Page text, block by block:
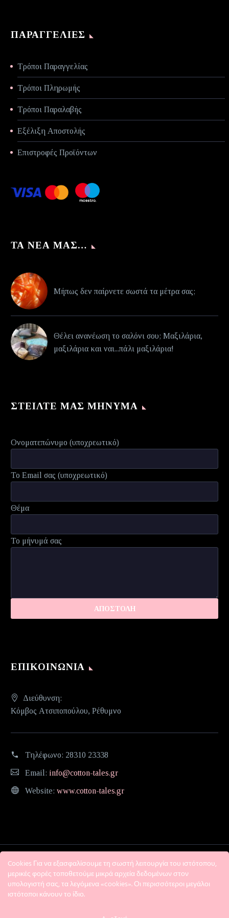
ΠΑΡΑΓΓΕΛΊΕΣ
Τρόποι Παραγγελίας
Τρόποι Πληρωμής
Τρόποι Παραλαβής
Εξέλιξη Αποστολής
Επιστροφές Προϊόντων
ΤΑ ΝΈΑ ΜΑΣ…
Μήπως δεν παίρνετε σωστά τα μέτρα σας;
Θέλει ανανέωση το σαλόνι σου; Μαξιλάρια,
μαξιλάρια και ναι...πάλι μαξιλάρια!
ΣΤΕΊΛΤΕ ΜΑΣ ΜΉΝΥΜΑ
Ονοματεπώνυμο (υποχρεωτικό)
Το Email σας (υποχρεωτικό)
Θέμα
Το μήνυμά σας
ΕΠΙΚΟΙΝΩΝΊΑ
Διεύθυνση:
Κόμβος Ατσιποπούλου, Ρέθυμνο
Τηλέφωνο: 28310 23338
Email: info@cotton-tales.gr
Website: www.cotton-tales.gr
Cookies Για να εξασφαλίσουμε τη σωστή λειτουργία του ιστότοπου,
μερικές φορές τοποθετούμε μικρά αρχεία δεδομένων στον
υπολογιστή σας, τα λεγόμενα «cookies». Οι περισσότεροι μεγάλοι
ιστότοποι κάνουν το ίδιο.